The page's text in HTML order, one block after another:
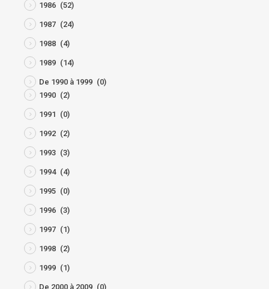
1986 (52)
1987 (24)
1988 (4)
1989 (14)
De 1990 à 1999 (0)
1990 (2)
1991 (0)
1992 (2)
1993 (3)
1994 (4)
1995 (0)
1996 (3)
1997 (1)
1998 (2)
1999 (1)
De 2000 à 2009 (0)